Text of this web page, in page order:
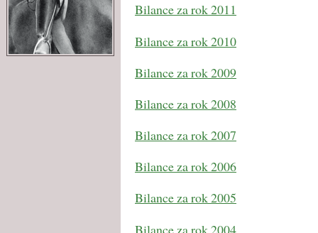
Bilance za rok 2011
Bilance za rok 2010
Bilance za rok 2009
Bilance za rok 2008
Bilance za rok 2007
Bilance za rok 2006
Bilance za rok 2005
Bilance za rok 2004